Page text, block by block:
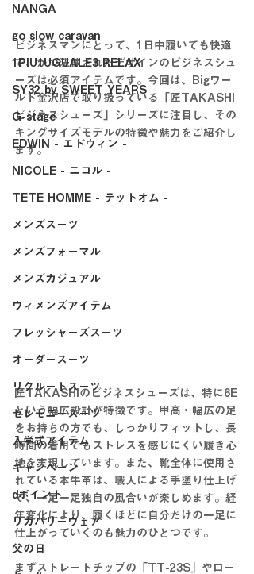
NANGA
go slow caravan
1PIU1UGUALE3 RELAX
SY32 by SWEET YEARS
G-stage
EDWIN - エドウィン -
NICOLE - ニコル -
TETE HOMME - テットオム -
メンズスーツ
メンズフォーマル
メンズカジュアル
ウィメンズアイテム
フレッシャーズスーツ
オーダースーツ
リクルートスーツ
セレモニースーツ
入学式アイテム
キャンペーン
dポイント
リカバリーウェア
父の日
ビジネスマンにとって、1日中履いても快適
で、かつ洗練されたデザインのビジネスシュ
ーズは必須アイテムです。今回は、Bigワー
ルド金沢店で取り扱っている「匠TAKASHI
ビジネスシューズ」シリーズに注目し、その
キングサイズモデルの特徴や魅力をご紹介し
ます。
匠TAKASHIのビジネスシューズは、特に6E
という幅広設計が特徴です。甲高・幅広の足
をお持ちの方でも、しっかりフィットし、長
時間の着用でもストレスを感じにくい履き心
地を実現しています。また、靴全体に使用さ
れている本牛革は、職人による手塗り仕上げ
で、一足一足独自の風合いが楽しめます。経
年変化により、履くほどに自分だけの一足に
仕上がっていくのも魅力のひとつです。
まずストレートチップの「TT-23S」やロー